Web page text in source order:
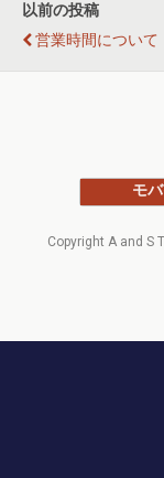
以前の投稿
営業時間について
モ
Copyright A and S